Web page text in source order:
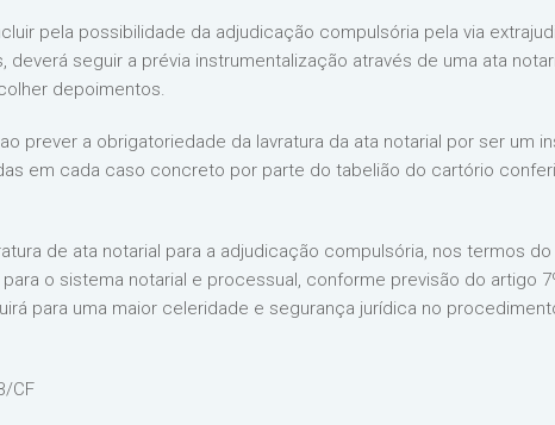
pela possibilidade da adjudicação compulsória pela via
seguir a prévia instrumentalização através de uma ata
depoimentos.
prever a obrigatoriedade da lavratura da ata notarial por ser um
em cada caso concreto por parte do tabelião do cartório
de ata notarial para a adjudicação compulsória, nos termos do
o sistema notarial e processual, conforme previsão do artigo
para uma maior celeridade e segurança jurídica no
CF